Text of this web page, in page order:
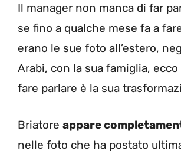
Il manager non manca di far
se fino a qualche mese fa a
erano le sue foto all’estero,
Arabi, con la sua famiglia, ecco
fare parlare è la sua
Briatore appare
nelle foto che ha postato